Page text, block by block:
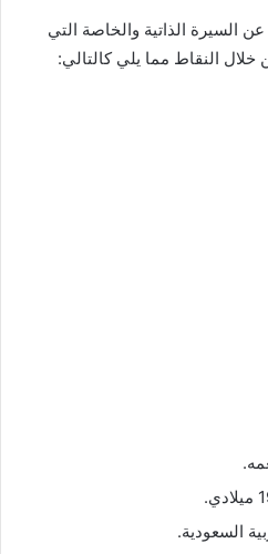
السيرة الذاتية والخاصة التي
خلال النقاط مما يلي كالتالي:
السعودية.